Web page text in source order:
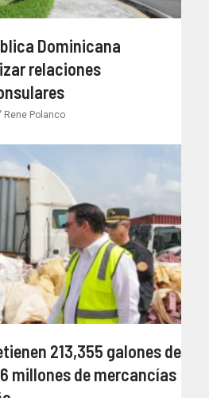
Dominicana
relaciones
Rene Polanco
213,355 galones de
millones de mercancías